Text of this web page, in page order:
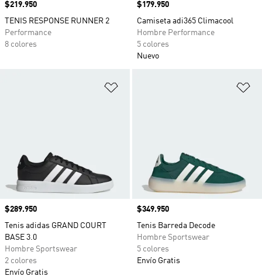
Precio
$219.950
TENIS RESPONSE RUNNER 2
Performance
8 colores
Precio
$179.950
Camiseta adi365 Climacool
Hombre Performance
5 colores
Nuevo
Precio
$289.950
Tenis adidas GRAND COURT
BASE 3.0
Hombre Sportswear
2 colores
Envío Gratis
Precio
$349.950
Tenis Barreda Decode
Hombre Sportswear
5 colores
Envío Gratis